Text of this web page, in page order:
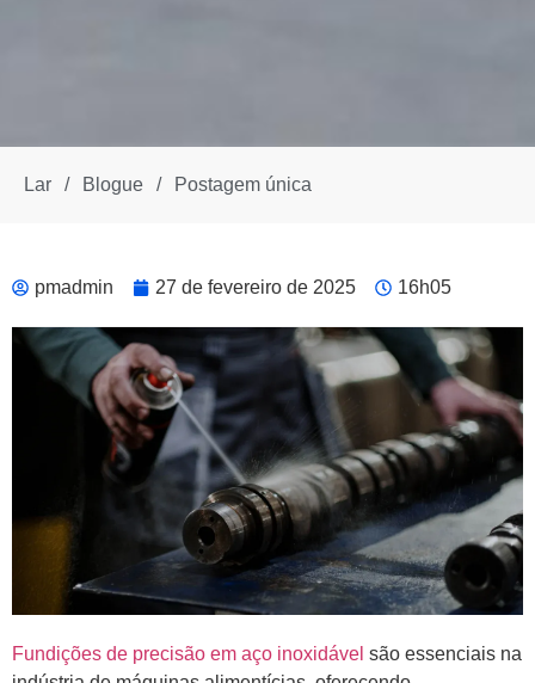
Lar / Blogue / Postagem única
pmadmin 27 de fevereiro de 2025 16h05
Fundições de precisão em aço inoxidável são essenciais na